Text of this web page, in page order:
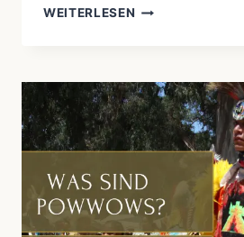
WEITERLESEN MYSTERIEN
FRAGEN
ZU
UREINWOHNERN
UND
KULTUREN